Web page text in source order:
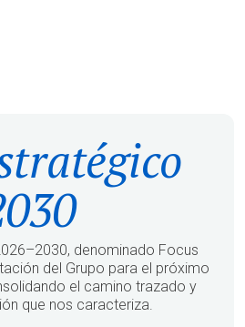
denominado Focus
del Grupo para el próximo
el camino trazado y
que nos caracteriza.